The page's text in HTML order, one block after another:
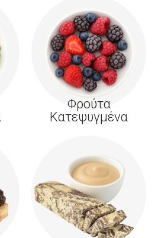
Φρούτα
Κατεψυγμένα